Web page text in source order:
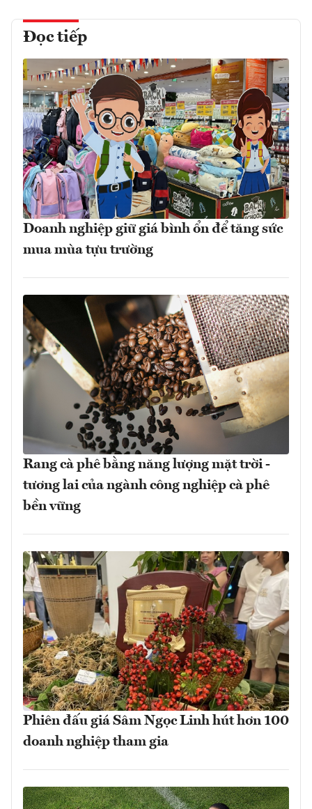
Đọc tiếp
Doanh nghiệp giữ giá bình ổn để tăng sức
mua mùa tựu trường
Rang cà phê bằng năng lượng mặt trời -
tương lai của ngành công nghiệp cà phê
bền vững
Phiên đấu giá Sâm Ngọc Linh hút hơn 100
doanh nghiệp tham gia